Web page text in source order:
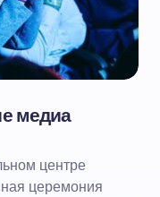
медиа
центре
церемония